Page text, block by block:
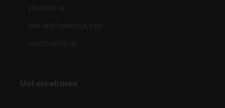
urbanlife.de
fast-and-luxurious.com
newfoodcity.de
Unternehmen